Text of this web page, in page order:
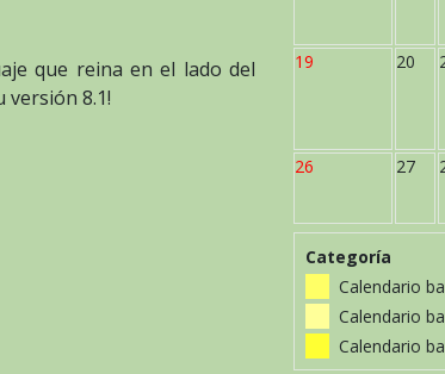
que reina en el lado del
versión 8.1!
19 20
26 27
Categoría
Calendario
Calendario
Calendario